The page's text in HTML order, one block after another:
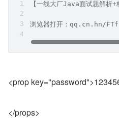
【一线大厂Java面试题解析
浏览器打开：qq.cn.hn/FTf
<prop
</props>